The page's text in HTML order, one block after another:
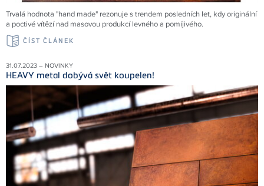
Trvalá hodnota "hand made" rezonuje s trendem posledních let, kdy originální
a poctivé vítězí nad masovou produkcí levného a pomíjivého.
ČÍST ČLÁNEK
31.07.2023 – NOVINKY
HEAVY metal dobývá svět koupelen!